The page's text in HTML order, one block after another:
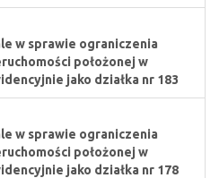
w sprawie ograniczenia
położonej w
jako działka nr 183
w sprawie ograniczenia
położonej w
jako działka nr 178